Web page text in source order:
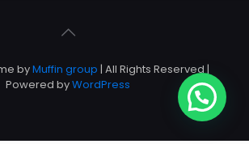
byMuffin group | All Rights Reserved |
Powered byWordPress